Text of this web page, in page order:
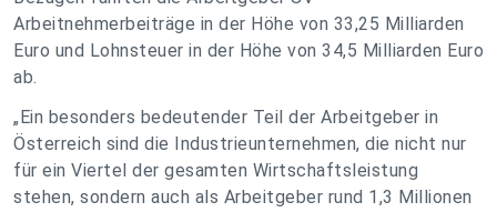
Arbeitnehmerbeiträge in der Höhe von 33,25 Milliarden
Euro und Lohnsteuer in der Höhe von 34,5 Milliarden Euro
ab.
„Ein besonders bedeutender Teil der Arbeitgeber in
Österreich sind die Industrieunternehmen, die nicht nur
für ein Viertel der gesamten Wirtschaftsleistung
stehen, sondern auch als Arbeitgeber rund 1,3 Millionen